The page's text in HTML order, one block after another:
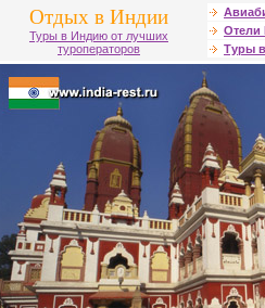
Отдых в Индии
Туры в Индию от лучших
туроператоров
Отели
Туры